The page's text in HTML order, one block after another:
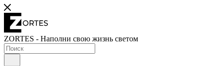
ZORTES - Наполни свою жизнь светом